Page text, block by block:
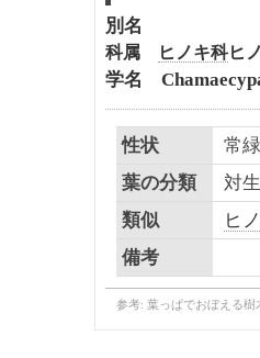
別名
科属 ヒノキ科ヒ
学名
性状
常
葉の分類
対
類似
ヒ
備考
参考: 葉っぱでおぼえる